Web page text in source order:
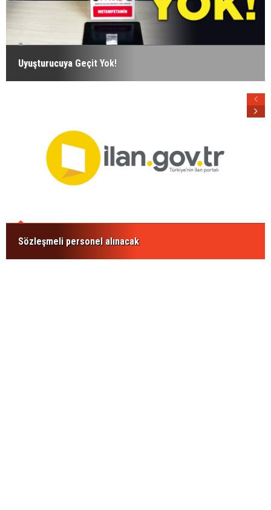
Uyuşturucuya Geçit Yok!
Sözleşmeli personel alınacak